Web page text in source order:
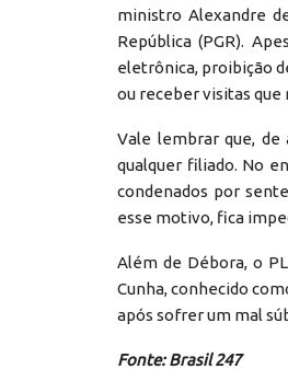
ministro Alexandre
República (PGR).
eletrônica, proibição
ou receber visitas que
Vale lembrar que,
qualquer filiado. No
condenados por
esse motivo, fica
Além de Débora, o
Cunha, conhecido
após sofrer um mal
Fonte: Brasil 247